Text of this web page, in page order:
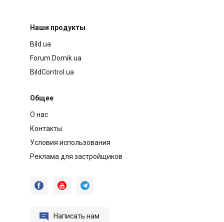
Наши продукты
Bild.ua
Forum.Domik.ua
BildControl.ua
Общее
О нас
Контакты
Условия использования
Реклама для застройщиков
  
 Написать нам